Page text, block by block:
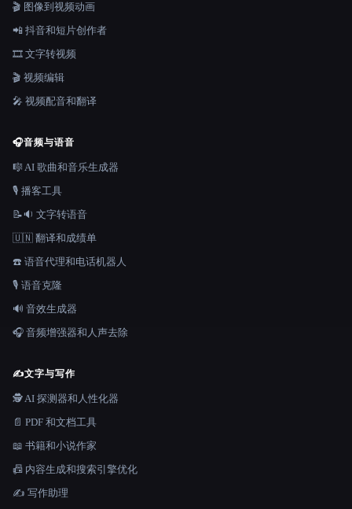
🎬 图像到视频动画
📲 抖音和短片创作者
🎞️ 文字转视频
🎬 视频编辑
🎤 视频配音和翻译
🎧音频与语音
🎼 AI 歌曲和音乐生成器
🎙️ 播客工具
📝🔉 文字转语音
🇺🇳 翻译和成绩单
☎️ 语音代理和电话机器人
🎙️ 语音克隆
🔊 音效生成器
🎧 音频增强器和人声去除
✍️文字与写作
🕵️ AI 探测器和人性化器
📄 PDF 和文档工具
📖 书籍和小说作家
📠 内容生成和搜索引擎优化
✍️ 写作助理